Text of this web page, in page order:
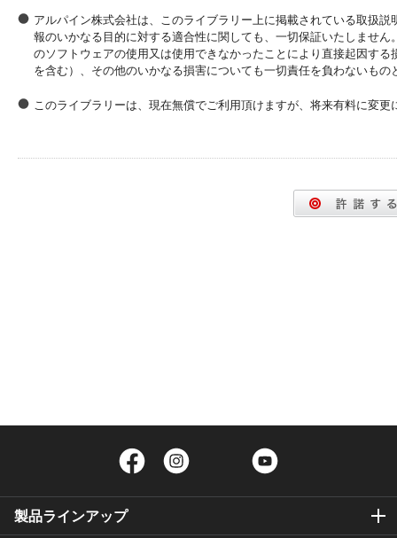
アルパイン株式会社は、このライブラリー上に掲載されている取扱
報のいかなる目的に対する適合性に関しても、一切保証いたしませ
のソフトウェアの使用又は使用できなかったことにより直接起因す
を含む）、その他のいかなる損害についても一切責任を負わないもの
このライブラリーは、現在無償でご利用頂けますが、将来有料に変
Facebook Twitter
製品ラインアップ